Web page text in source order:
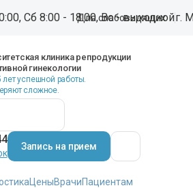
Сб 8:00 - 18:00, Вс - выходнойг.
Для слабовидящих
клиника репродукции
гинекологии
лет успешной работы.
сложное.
Запись на прием
ЦеныВрачиПациентам
Дубинская Екатерина Дмитриевна
Дмитриевна